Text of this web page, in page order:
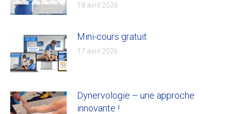
18 avril 2026
Mini-cours gratuit
17 avril 2026
Dynervologie – une approche
innovante !